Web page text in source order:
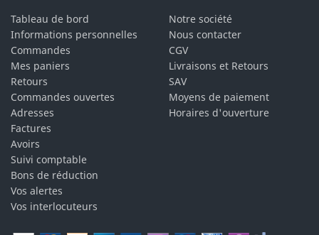
Tableau de bord
Informations personnelles
Commandes
Mes paniers
Retours
Commandes ouvertes
Adresses
Factures
Avoirs
Suivi comptable
Bons de réduction
Vos alertes
Vos interlocuteurs
Notre société
Nous contacter
CGV
Livraisons et Retours
SAV
Moyens de paiement
Horaires d'ouverture